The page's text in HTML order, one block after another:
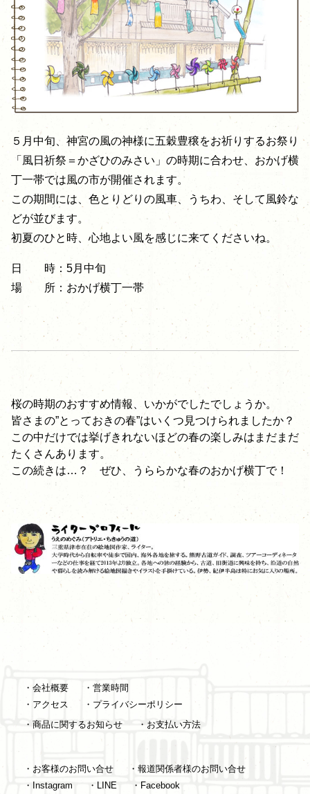
５月中旬、神宮の風の神様に五穀豊穣をお祈りするお祭り
「風日祈祭＝かざひのみさい」の時期に合わせ、おかげ横
丁一帯では風の市が開催されます。
この期間には、色とりどりの風車、うちわ、そして風鈴な
どが並びます。
初夏のひと時、心地よい風を感じに来てくださいね。
日 時：5月中旬
場 所：おかげ横丁一帯
桜の時期のおすすめ情報、いかがでしたでしょうか。
皆さまの”とっておきの春”はいくつ見つけられましたか？
この中だけでは挙げきれないほどの春の楽しみはまだまだ
たくさんあります。
この続きは…？ ぜひ、うららかな春のおかげ横丁で！
・会社概要
・営業時間
・アクセス
・プライバシーポリシー
・商品に関するお知らせ
・お支払い方法
・お客様のお問い合せ
・報道関係者様のお問い合せ
・Instagram
・LINE ・Facebook